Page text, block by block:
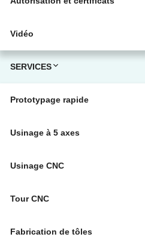
Vidéo
SERVICES
Prototypage rapide
Usinage à 5 axes
Usinage CNC
Tour CNC
Fabrication de tôles